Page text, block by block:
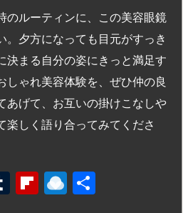
のルーティンに、この美容眼鏡
。夕方になっても目元がすっき
決まる自分の姿にきっと満足す
しゃれ美容体験を、ぜひ仲の良
あげて、お互いの掛けこなしや
楽しく語り合ってみてくださ
T
Fl R